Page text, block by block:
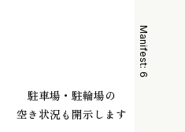
駐車場・駐輪場の
空き状況も開示します
Manifest:
6